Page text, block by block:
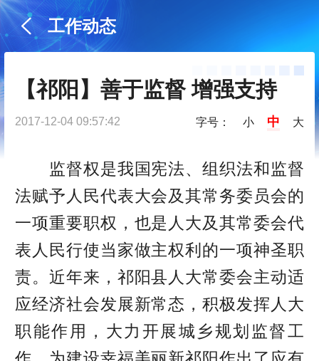
工作动态
【祁阳】善于监督 增强支持
2017-12-04 09:57:42 字号： 小 中 大
监督权是我国宪法、组织法和监督
法赋予人民代表大会及其常务委员会的
一项重要职权，也是人大及其常委会代
表人民行使当家做主权利的一项神圣职
责。近年来，祁阳县人大常委会主动适
应经济社会发展新常态，积极发挥人大
职能作用，大力开展城乡规划监督工